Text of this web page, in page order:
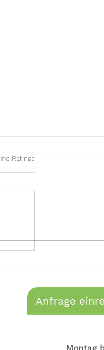
Ratings
Anfrage